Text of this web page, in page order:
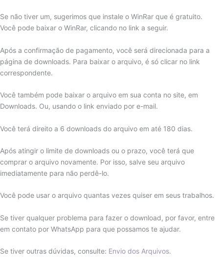
Se não tiver um, sugerimos que instale o WinRar que é gratuito.
Você pode baixar o WinRar, clicando no link a seguir.
Após a confirmação de pagamento, você será direcionada para a
página de downloads. Para baixar o arquivo, é só clicar no link
correspondente.
Você também pode baixar o arquivo em sua conta no site, em
Downloads. Ou, usando o link enviado por e-mail.
Você terá direito a 6 downloads do arquivo em até 180 dias.
Após atingir o limite de downloads ou o prazo, você terá que
comprar o arquivo novamente. Por isso, salve seu arquivo
imediatamente para não perdê-lo.
Você pode usar o arquivo quantas vezes quiser em seus trabalhos.
Se tiver qualquer problema para fazer o download, por favor, entre
em contato por WhatsApp para que possamos te ajudar.
Se tiver outras dúvidas, consulte: Envio dos Arquivos.